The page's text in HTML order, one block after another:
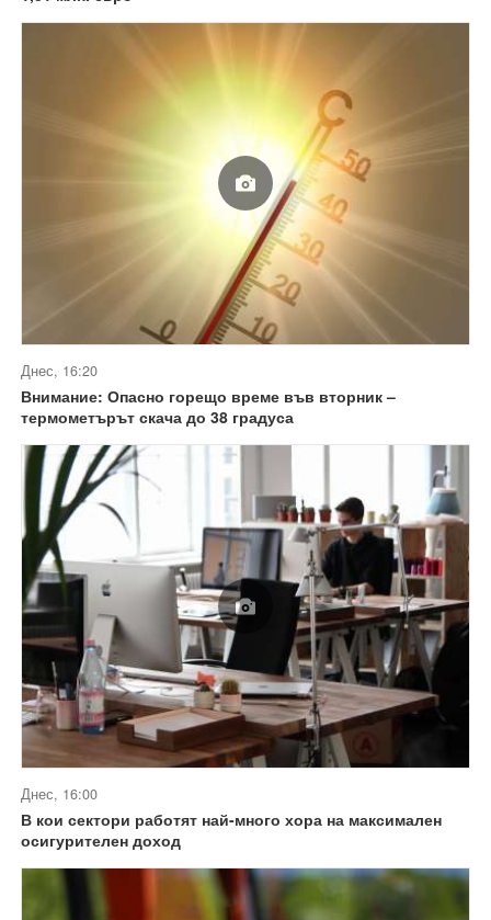
Днес, 16:20
Внимание: Опасно горещо време във вторник –
термометърът скача до 38 градуса
Днес, 16:00
В кои сектори работят най-много хора на максимален
осигурителен доход